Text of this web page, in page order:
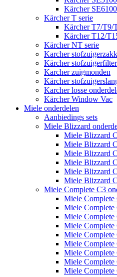
Kärcher SE6100
Kärcher T serie
Kärcher T7/T9/
Kärcher T12/
Kärcher NT serie
Karcher
Kärcher stofzuigerfilter
Karcher zuigmonden
Kärcher
Karcher losse
Kärcher Window Vac
Miele onderdelen
Aanbiedings sets
Miele Blizzard
Miele Blizzard
Miele Blizzard
Miele Blizzard
Miele Blizzard
Miele Blizzard
Miele Blizzard
Miele Complete C3
Miele
Miele
Miele
Miele
Miele
Miele
Miele Complete
Miele
Miele Complete